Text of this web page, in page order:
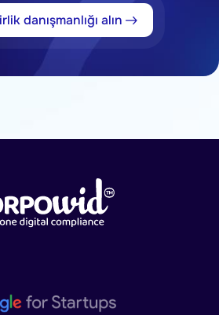
danışmanlığı alın